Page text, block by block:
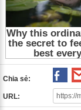
Chia sẻ:
URL: